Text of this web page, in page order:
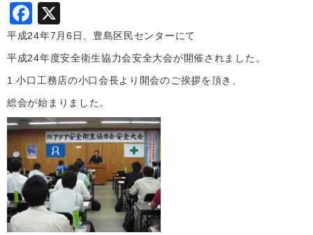
F
a
c
e
b
o
o
k
平成24年7月6日、豊島区民センターにて
平成24年度安全衛生協力会安全大会が開催されました。
1.小口工務店の小口会長より開会のご挨拶を頂き、
総会が始まりました。